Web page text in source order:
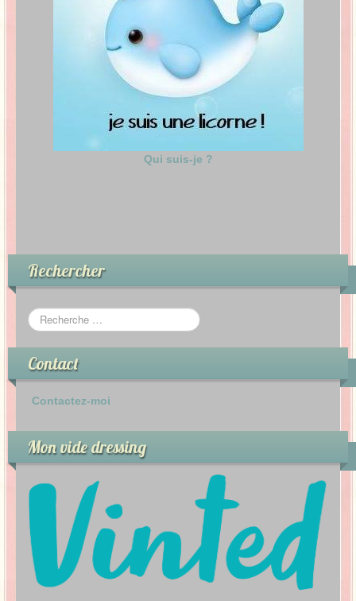
Qui suis-je ?
Rechercher
Contact
Contactez-moi
Mon vide dressing